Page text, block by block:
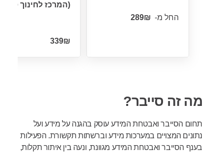
החל מ-
(המרכז לחינוך
מה זה סייבר?
תחום הסייבר ואבטחת המידע עוסק בהגנה על מידע ועל
נתונים המצויים במערכות מידע וברשתות תקשורת. הפעילות
בענף הסייבר ואבטחת המידע מגוונת, ונעה בין איתור תקלות,